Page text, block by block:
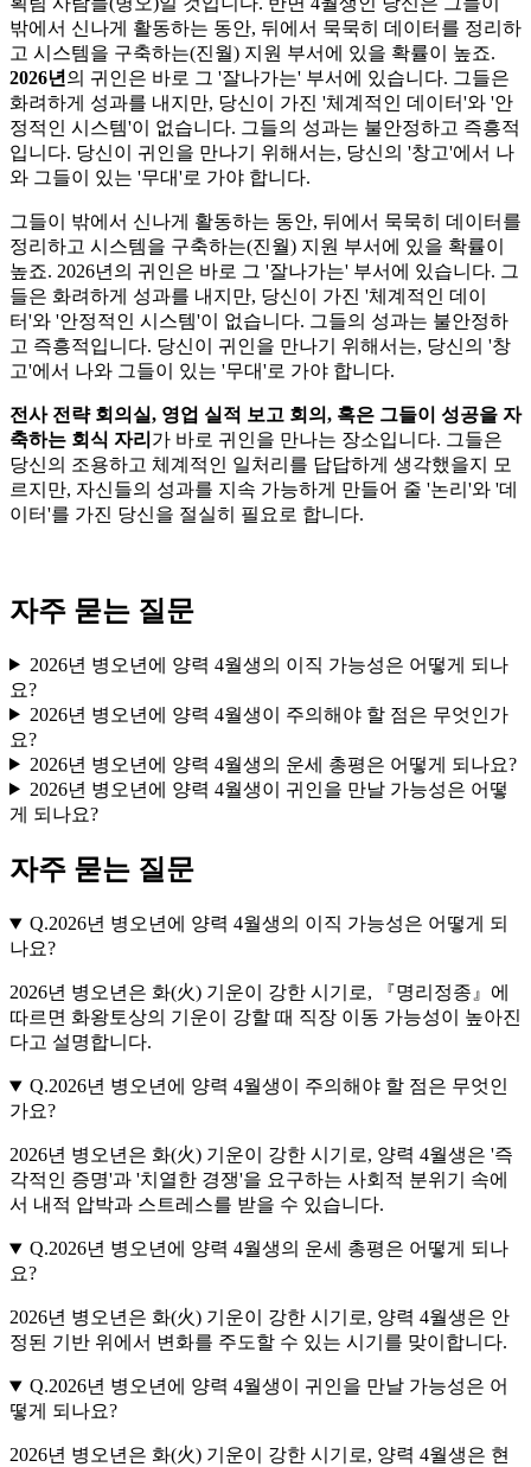
밖에서 신나게 활동하는 동안, 뒤에서 묵묵히 데이터를 정리하
고 시스템을 구축하는(진월) 지원 부서에 있을 확률이 높죠.
2026년 의 귀인은 바로 그 '잘나가는' 부서에 있습니다. 그들은
화려하게 성과를 내지만, 당신이 가진 '체계적인 데이터'와 '안
정적인 시스템'이 없습니다. 그들의 성과는 불안정하고 즉흥적
입니다. 당신이 귀인을 만나기 위해서는, 당신의 '창고'에서 나
와 그들이 있는 '무대'로 가야 합니다.
그들이 밖에서 신나게 활동하는 동안, 뒤에서 묵묵히 데이터를
정리하고 시스템을 구축하는(진월) 지원 부서에 있을 확률이
높죠. 2026년의 귀인은 바로 그 '잘나가는' 부서에 있습니다. 그
들은 화려하게 성과를 내지만, 당신이 가진 '체계적인 데이
터'와 '안정적인 시스템'이 없습니다. 그들의 성과는 불안정하
고 즉흥적입니다. 당신이 귀인을 만나기 위해서는, 당신의 '창
고'에서 나와 그들이 있는 '무대'로 가야 합니다.
전사 전략 회의실, 영업 실적 보고 회의, 혹은 그들이 성공을 자
축하는 회식 자리 가 바로 귀인을 만나는 장소입니다. 그들은
당신의 조용하고 체계적인 일처리를 답답하게 생각했을지 모
르지만, 자신들의 성과를 지속 가능하게 만들어 줄 '논리'와 '데
이터'를 가진 당신을 절실히 필요로 합니다.
자주 묻는 질문
2026년 병오년에 양력 4월생의 이직 가능성은 어떻게 되나
요?
2026년 병오년에 양력 4월생이 주의해야 할 점은 무엇인가
요?
2026년 병오년에 양력 4월생의 운세 총평은 어떻게 되나요?
2026년 병오년에 양력 4월생이 귀인을 만날 가능성은 어떻
게 되나요?
자주 묻는 질문
Q.2026년 병오년에 양력 4월생의 이직 가능성은 어떻게 되
나요?
2026년 병오년은 화(火) 기운이 강한 시기로, 『명리정종』에
따르면 화왕토상의 기운이 강할 때 직장 이동 가능성이 높아진
다고 설명합니다.
Q.2026년 병오년에 양력 4월생이 주의해야 할 점은 무엇인
가요?
2026년 병오년은 화(火) 기운이 강한 시기로, 양력 4월생은 '즉
각적인 증명'과 '치열한 경쟁'을 요구하는 사회적 분위기 속에
서 내적 압박과 스트레스를 받을 수 있습니다.
Q.2026년 병오년에 양력 4월생의 운세 총평은 어떻게 되나
요?
2026년 병오년은 화(火) 기운이 강한 시기로, 양력 4월생은 안
정된 기반 위에서 변화를 주도할 수 있는 시기를 맞이합니다.
Q.2026년 병오년에 양력 4월생이 귀인을 만날 가능성은 어
떻게 되나요?
2026년 병오년은 화(火) 기운이 강한 시기로, 양력 4월생은 현